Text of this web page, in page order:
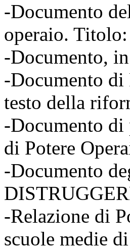
-Documento
operaio.
-Documento,
-Documento di
testo della
-Documento di
di Potere
-Documento
-Relazione di
scuole medie